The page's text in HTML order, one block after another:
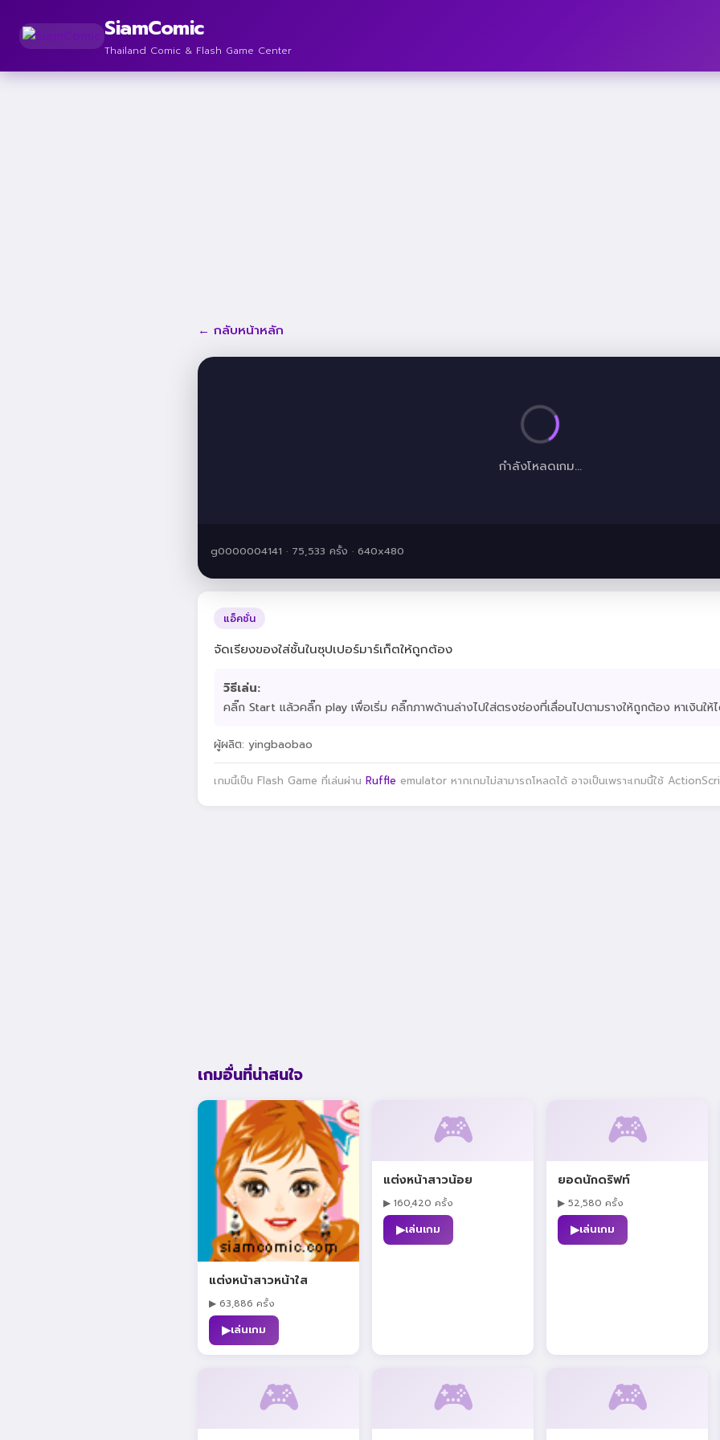
SiamComic
Thailand Comic & Flash Game Center
← กลับหน้าหลัก
กำลังโหลดเกม...
g0000004141 · 75,533 ครั้ง · 640x480
แอ็คชั่น
จัดเรียงของใส่ชั้นในซุปเปอร์มาร์เก็ตให้ถูกต้อง
วิธีเล่น:
คลิ๊ก Start แล้วคลิ๊ก play เพื่อเริ่ม คลิ๊กภาพด้านล่างไปใส่ตรงช่องที่เลื่อนไปตามรางให้ถูกต้อง หาเงินให้
ผู้ผลิต: yingbaobao
เกมนี้เป็น Flash Game ที่เล่นผ่าน Ruffle emulator หากเกมไม่สามารถโหลดได้ อาจเป็นเพราะเกมนี้ใช้
เกมอื่นที่น่าสนใจ
แต่งหน้าสาวหน้าใส
▶ 63,886 ครั้ง
▶เล่นเกม
🎮
แต่งหน้าสาวน้อย
▶ 160,420 ครั้ง
▶เล่นเกม
🎮
ยอดนักดริฟท์
▶ 52,580 ครั้ง
▶เล่นเกม
🎮 🎮 🎮